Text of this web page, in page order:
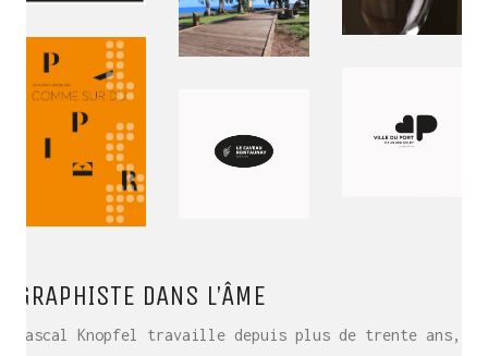
GRAPHISTE DANS L’ÂME
Pascal Knopfel travaille depuis plus de trente ans,